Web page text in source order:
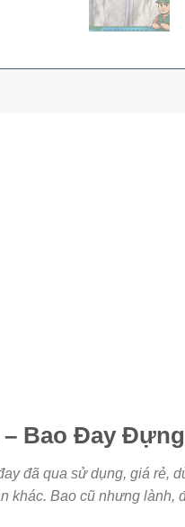
Bao Đay
đã qua sử dụng, giá rẻ,
khác. Bao cũ nhưng lành,